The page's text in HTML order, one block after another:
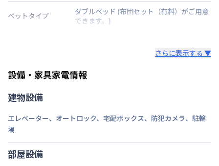
ベットタイプ ダブルベッド (布団セット（有料）がご用意
できます。)
部屋の向き
タイプによって異なる
禁煙・喫煙
交通 京浜急行電鉄本線横須賀中央駅徒歩10分
さらに表示する ▼
設備・家具家電情報
建物設備
エレベーター、 オートロック、 宅配ボックス、 防犯カメラ、 駐輪
場
部屋設備